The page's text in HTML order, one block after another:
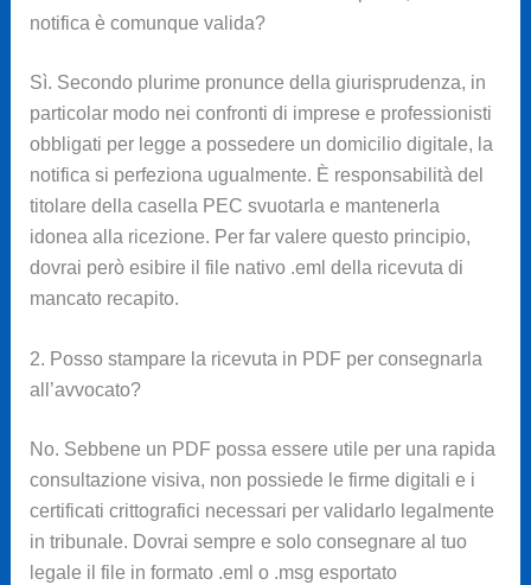
notifica è comunque valida?
Sì. Secondo plurime pronunce della giurisprudenza, in
particolar modo nei confronti di imprese e professionisti
obbligati per legge a possedere un domicilio digitale, la
notifica si perfeziona ugualmente. È responsabilità del
titolare della casella PEC svuotarla e mantenerla
idonea alla ricezione. Per far valere questo principio,
dovrai però esibire il file nativo .eml della ricevuta di
mancato recapito.
2. Posso stampare la ricevuta in PDF per consegnarla
all’avvocato?
No. Sebbene un PDF possa essere utile per una rapida
consultazione visiva, non possiede le firme digitali e i
certificati crittografici necessari per validarlo legalmente
in tribunale. Dovrai sempre e solo consegnare al tuo
legale il file in formato .eml o .msg esportato